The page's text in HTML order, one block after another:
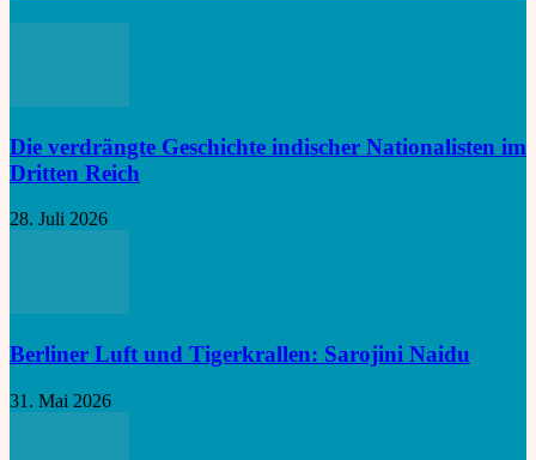
Die verdrängte Geschichte indischer Nationalisten im
Dritten Reich
28. Juli 2026
Berliner Luft und Tigerkrallen: Sarojini Naidu
31. Mai 2026